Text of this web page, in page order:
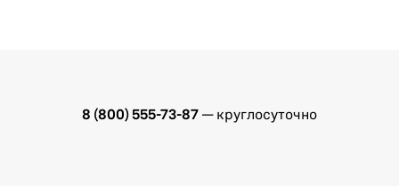
8 (800) 555-73-87 — круглосуточно